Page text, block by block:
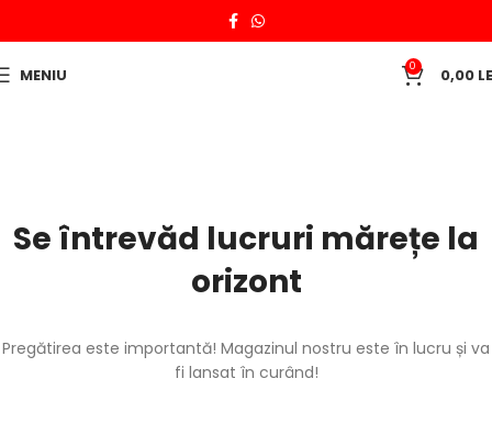
MENIU 0 0,00
Se întrevăd lucruri mărețe la
orizont
Pregătirea este importantă! Magazinul nostru este în lucru și va
fi lansat în curând!